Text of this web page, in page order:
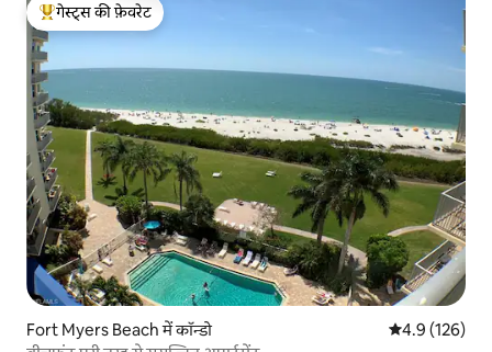
गेस्ट्स का टॉप फ़ेवरेट
गेस्ट्स की फ़ेवरेट
Fort Myers Beach में कॉन्डो औसत रेटिंग 5 में
4.9 (126)